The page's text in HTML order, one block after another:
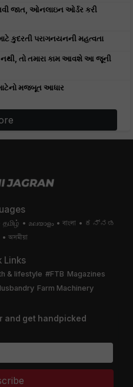
જાત, ઓનલાઇન ઓર્ડર કરી
કુદરતી પરાગનયનની મહત્વતા
તો તમારા કામ આવશે આ જૂની
મજબૂત આધાર
தமிழ் മലയാളം বাংলা
ಕನ್ನಡ
অসমীয়া
Links
& lifestyle #FTB Magazines
Farm Machinery
and get handpicked